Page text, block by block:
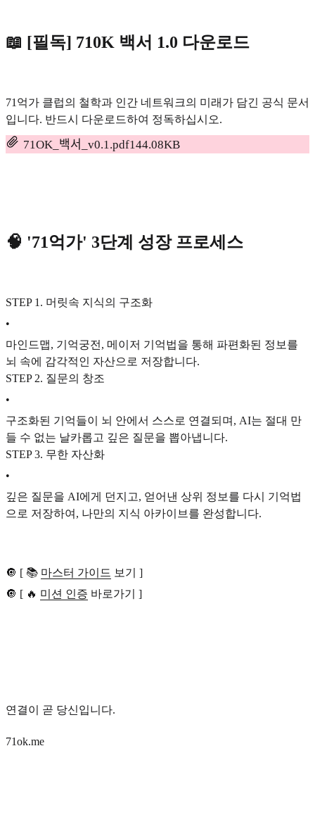
📖 [필독] 710K 백서 1.0 다운로드
71억가 클럽의 철학과 인간 네트워크의 미래가 담긴 공식 문서
입니다. 반드시 다운로드하여 정독하십시오.
71OK_백서_v0.1.pdf144.08KB
🧠 '71억가' 3단계 성장 프로세스
STEP 1. 머릿속 지식의 구조화
•
마인드맵, 기억궁전, 메이저 기억법을 통해 파편화된 정보를
뇌 속에 감각적인 자산으로 저장합니다.
STEP 2. 질문의 창조
•
구조화된 기억들이 뇌 안에서 스스로 연결되며, AI는 절대 만
들 수 없는 날카롭고 깊은 질문을 뽑아냅니다.
STEP 3. 무한 자산화
•
깊은 질문을 AI에게 던지고, 얻어낸 상위 정보를 다시 기억법
으로 저장하여, 나만의 지식 아카이브를 완성합니다.
🔘 [ 📚 마스터 가이드 보기 ]
🔘 [ 🔥 미션 인증 바로가기 ]
연결이 곧 당신입니다.
71ok.me